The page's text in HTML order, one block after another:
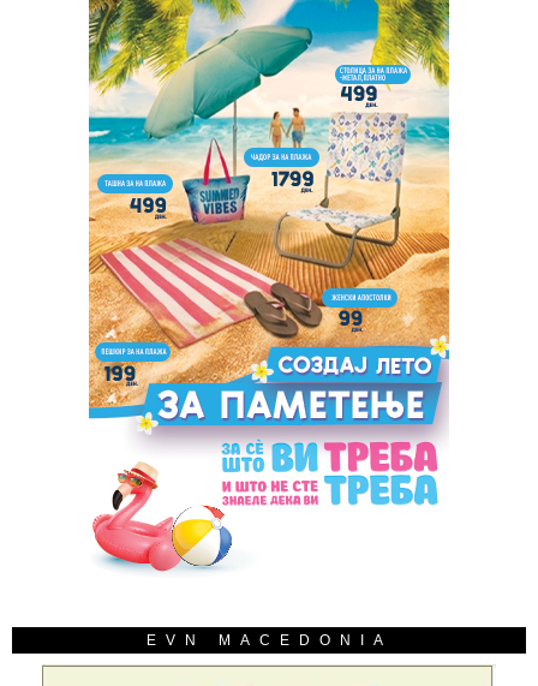
EVN MACEDONIA